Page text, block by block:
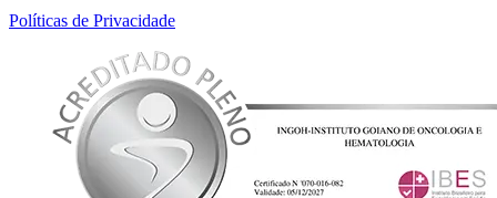
Políticas de Privacidade